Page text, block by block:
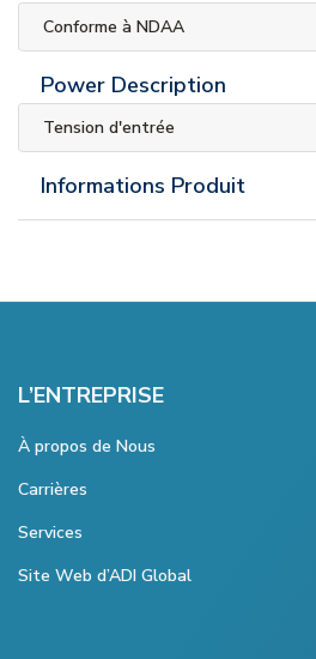
Conforme à NDAA
Power Description
Tension d'entrée
Informations Produit
L’ENTREPRISE
À propos de Nous
Carrières
Services
Site Web d’ADI Global